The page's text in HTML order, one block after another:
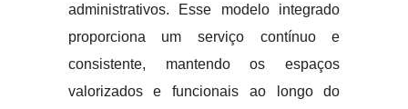
administrativos. Esse modelo integrado
proporciona um serviço contínuo e
consistente, mantendo os espaços
valorizados e funcionais ao longo do